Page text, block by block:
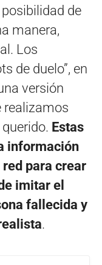
de
manera,
Los
de duelo”, en
versión
realizamos
Estas
información
para crear
imitar el
fallecida y
.